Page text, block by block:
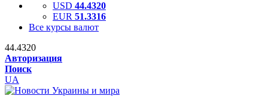
USD 44.4320
EUR 51.3316
Все курсы валют
44.4320
Авторизация
Поиск
UA